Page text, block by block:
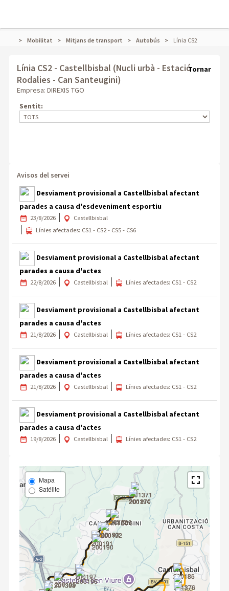
Mobilitat Mitjans de transport Autobús Línia CS2
Línia CS2 - Castellbisbal (Nucli urbà - Estació
Rodalies - Can Santeugini)
Empresa: DIREXIS TGO
Sentit:
Tornar
Avisos del servei
Desviament provisional a Castellbisbal afectant
parades a causa d'esdeveniment esportiu
23/8/2026
Castellbisbal
Línies afectades: CS1 - CS2 - CS5 - CS6
Desviament provisional a Castellbisbal afectant
parades a causa d'actes
22/8/2026 Castellbisbal Línies afectades: CS1 - CS2
Desviament provisional a Castellbisbal afectant
parades a causa d'actes
21/8/2026 Castellbisbal Línies afectades: CS1 - CS2
Desviament provisional a Castellbisbal afectant
parades a causa d'actes
21/8/2026 Castellbisbal Línies afectades: CS1 - CS2
Desviament provisional a Castellbisbal afectant
parades a causa d'actes
19/8/2026 Castellbisbal Línies afectades: CS1 - CS2
Mapa
Satélite